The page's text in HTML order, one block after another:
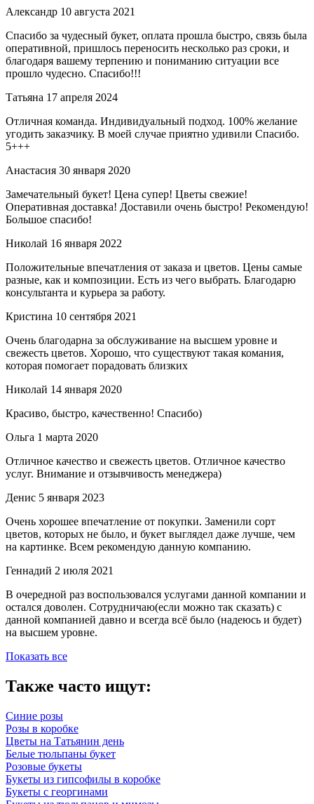
Александр 10 августа 2021
Спасибо за чудесный букет, оплата прошла быстро, связь была
оперативной, пришлось переносить несколько раз сроки, и
благодаря вашему терпению и пониманию ситуации все
прошло чудесно. Спасибо!!!
Татьяна 17 апреля 2024
Отличная команда. Индивидуальный подход. 100% желание
угодить заказчику. В моей случае приятно удивили Спасибо.
5+++
Анастасия 30 января 2020
Замечательный букет! Цена супер! Цветы свежие!
Оперативная доставка! Доставили очень быстро! Рекомендую!
Большое спасибо!
Николай 16 января 2022
Положительные впечатления от заказа и цветов. Цены самые
разные, как и композиции. Есть из чего выбрать. Благодарю
консультанта и курьера за работу.
Кристина 10 сентября 2021
Очень благодарна за обслуживание на высшем уровне и
свежесть цветов. Хорошо, что существуют такая комания,
которая помогает порадовать близких
Николай 14 января 2020
Красиво, быстро, качественно! Спасибо)
Ольга 1 марта 2020
Отличное качество и свежесть цветов. Отличное качество
услуг. Внимание и отзывчивость менеджера)
Денис 5 января 2023
Очень хорошее впечатление от покупки. Заменили сорт
цветов, которых не было, и букет выглядел даже лучше, чем
на картинке. Всем рекомендую данную компанию.
Геннадий 2 июля 2021
В очередной раз воспользовался услугами данной компании и
остался доволен. Сотрудничаю(если можно так сказать) с
данной компанией давно и всегда всё было (надеюсь и будет)
на высшем уровне.
Показать все
Также часто ищут:
Синие розы
Розы в коробке
Цветы на Татьянин день
Белые тюльпаны букет
Розовые букеты
Букеты из гипсофилы в коробке
Букеты с георгинами